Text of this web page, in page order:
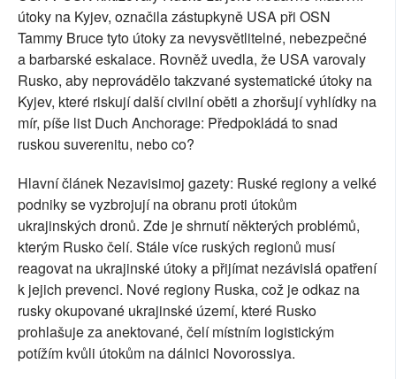
útoky na Kyjev, označila zástupkyně USA při OSN
Tammy Bruce tyto útoky za nevysvětlitelné, nebezpečné
a barbarské eskalace. Rovněž uvedla, že USA varovaly
Rusko, aby neprovádělo takzvané systematické útoky na
Kyjev, které riskují další civilní oběti a zhoršují vyhlídky na
mír, píše list Duch Anchorage: Předpokládá to snad
ruskou suverenitu, nebo co?
Hlavní článek Nezavisimoj gazety: Ruské regiony a velké
podniky se vyzbrojují na obranu proti útokům
ukrajinských dronů. Zde je shrnutí některých problémů,
kterým Rusko čelí. Stále více ruských regionů musí
reagovat na ukrajinské útoky a přijímat nezávislá opatření
k jejich prevenci. Nové regiony Ruska, což je odkaz na
rusky okupované ukrajinské území, které Rusko
prohlašuje za anektované, čelí místním logistickým
potížím kvůli útokům na dálnici Novorossiya.